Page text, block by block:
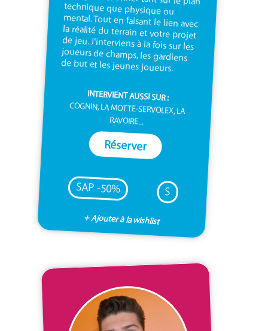
de but et les jeunes joueurs.
INTERVIENT AUSSI SUR :
COGNIN, LA MOTTE-SERVOLEX, LA
RAVOIRE...
Réserver
SAP -50% S
+ Ajouter à la wishlist